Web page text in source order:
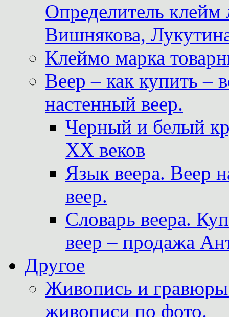
Определитель
Вишнякова,
Клеймо марка
Веер – как купить –
настенный веер.
Черный и белый
XX веков
Язык веера. Веер
веер.
Словарь веера.
веер – продажа
Другое
Живопись и
живописи по фото.